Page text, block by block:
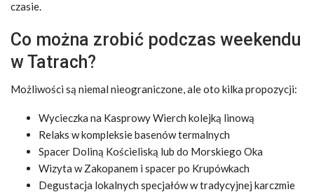
czasie.
Co można zrobić podczas weekendu
w Tatrach?
Możliwości są niemal nieograniczone, ale oto kilka propozycji:
Wycieczka na Kasprowy Wierch kolejką linową
Relaks w kompleksie basenów termalnych
Spacer Doliną Kościeliską lub do Morskiego Oka
Wizyta w Zakopanem i spacer po Krupówkach
Degustacja lokalnych specjałów w tradycyjnej karczmie